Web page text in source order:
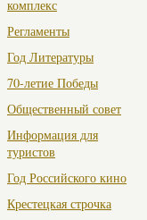
комплекс
Регламенты
Год Литературы
70-летие Победы
Общественный совет
Информация для
туристов
Год Российского кино
Крестецкая строчка